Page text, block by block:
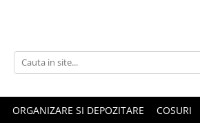
ORGANIZARE SI DEPOZITARE COSURI